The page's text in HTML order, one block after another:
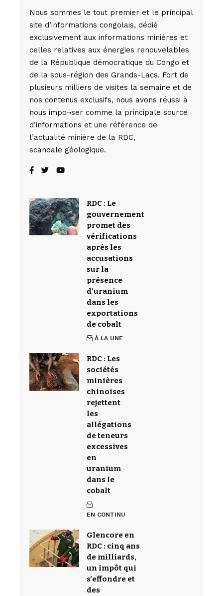
Nous sommes le tout premier et le principal
site d’informations congolais, dédié
exclusivement aux informations minières et
celles relatives aux énergies renouvelables
de la République démocratique du Congo et
de la sous-région des Grands-Lacs. Fort de
plusieurs milliers de visites la semaine et de
nos contenus exclusifs, nous avons réussi à
nous impo¬ser comme la principale source
d’informations et une référence de
l’actualité minière de la RDC,
scandale géologique.
RDC : Le
gouvernement
promet des
vérifications
après les
accusations
sur la
présence
d’uranium
dans les
exportations
de cobalt
À LA UNE
RDC : Les
sociétés
minières
chinoises
rejettent
les
allégations
de teneurs
excessives
en
uranium
dans le
cobalt
EN CONTINU
Glencore en
RDC : cinq ans
de milliards,
un impôt qui
s’effondre et
des